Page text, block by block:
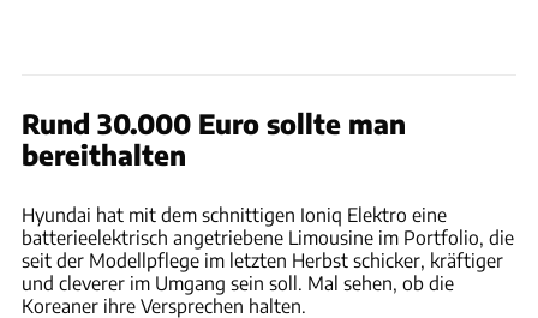
Rund 30.000 Euro sollte man
bereithalten
Hyundai hat mit dem schnittigen Ioniq Elektro eine
batterieelektrisch angetriebene Limousine im Portfolio, die
seit der Modellpflege im letzten Herbst schicker, kräftiger
und cleverer im Umgang sein soll. Mal sehen, ob die
Koreaner ihre Versprechen halten.